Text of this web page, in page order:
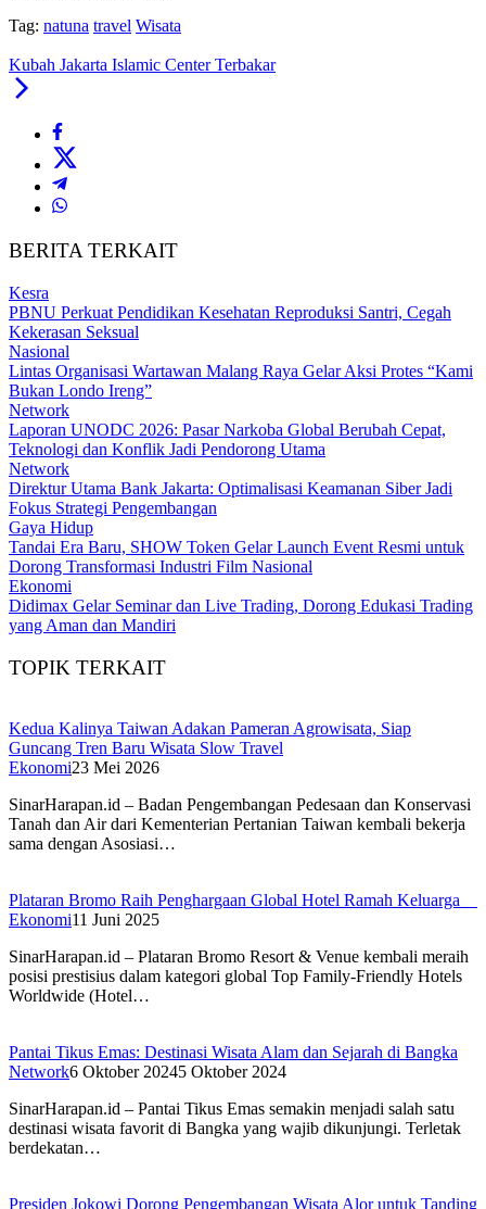
Tag: natuna travel Wisata
Kubah Jakarta Islamic Center Terbakar
BERITA TERKAIT
Kesra
PBNU Perkuat Pendidikan Kesehatan Reproduksi Santri, Cegah
Kekerasan Seksual
Nasional
Lintas Organisasi Wartawan Malang Raya Gelar Aksi Protes “Kami
Bukan Londo Ireng”
Network
Laporan UNODC 2026: Pasar Narkoba Global Berubah Cepat,
Teknologi dan Konflik Jadi Pendorong Utama
Network
Direktur Utama Bank Jakarta: Optimalisasi Keamanan Siber Jadi
Fokus Strategi Pengembangan
Gaya Hidup
Tandai Era Baru, SHOW Token Gelar Launch Event Resmi untuk
Dorong Transformasi Industri Film Nasional
Ekonomi
Didimax Gelar Seminar dan Live Trading, Dorong Edukasi Trading
yang Aman dan Mandiri
TOPIK TERKAIT
Kedua Kalinya Taiwan Adakan Pameran Agrowisata, Siap
Guncang Tren Baru Wisata Slow Travel
Ekonomi23 Mei 2026
SinarHarapan.id – Badan Pengembangan Pedesaan dan Konservasi
Tanah dan Air dari Kementerian Pertanian Taiwan kembali bekerja
sama dengan Asosiasi…
Plataran Bromo Raih Penghargaan Global Hotel Ramah Keluarga
Ekonomi11 Juni 2025
SinarHarapan.id – Plataran Bromo Resort & Venue kembali meraih
posisi prestisius dalam kategori global Top Family-Friendly Hotels
Worldwide (Hotel…
Pantai Tikus Emas: Destinasi Wisata Alam dan Sejarah di Bangka
Network6 Oktober 20245 Oktober 2024
SinarHarapan.id – Pantai Tikus Emas semakin menjadi salah satu
destinasi wisata favorit di Bangka yang wajib dikunjungi. Terletak
berdekatan…
Presiden Jokowi Dorong Pengembangan Wisata Alor untuk Tanding